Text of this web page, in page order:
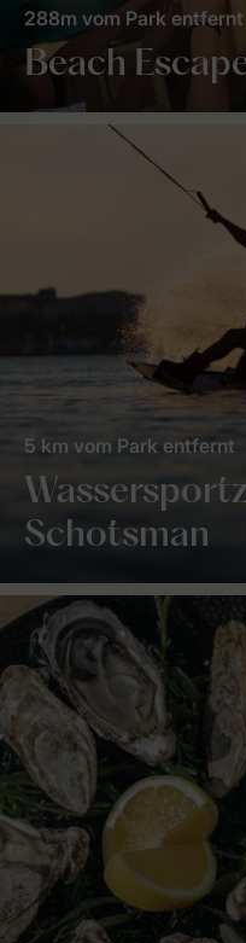
Beach
288m vom Park entfernt
Schotsman
5 km vom Park entfernt